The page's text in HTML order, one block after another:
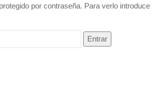
por contraseña. Para verlo introduce